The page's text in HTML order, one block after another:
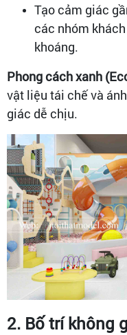
Tạo cảm giác
các nhóm
khoáng.
Phong cách xanh
vật liệu tái chế và
giác dễ chịu.
2. Bố trí không